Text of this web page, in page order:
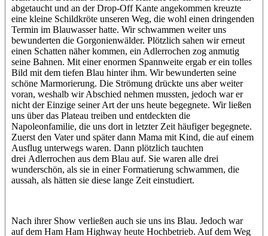
abgetaucht und an der Drop-Off Kante angekommen kreuzte
eine kleine Schildkröte unseren Weg, die wohl einen dringenden
Termin im Blauwasser hatte. Wir schwammen weiter uns
bewunderten die Gorgonienwälder. Plötzlich sahen wir erneut
einen Schatten näher kommen, ein Adlerrochen zog anmutig
seine Bahnen. Mit einer enormen Spannweite ergab er ein tolles
Bild mit dem tiefen Blau hinter ihm. Wir bewunderten seine
schöne Marmorierung. Die Strömung drückte uns aber weiter
voran, weshalb wir Abschied nehmen mussten, jedoch war er
nicht der Einzige seiner Art der uns heute begegnete. Wir ließen
uns über das Plateau treiben und entdeckten die
Napoleonfamilie, die uns dort in letzter Zeit häufiger begegnete.
Zuerst den Vater und später dann Mama mit Kind, die auf einem
Ausflug unterwegs waren. Dann plötzlich tauchten
drei Adlerrochen aus dem Blau auf. Sie waren alle drei
wunderschön, als sie in einer Formatierung schwammen, die
aussah, als hätten sie diese lange Zeit einstudiert.
Nach ihrer Show verließen auch sie uns ins Blau. Jedoch war
auf dem Ham Ham Highway heute Hochbetrieb. Auf dem Weg